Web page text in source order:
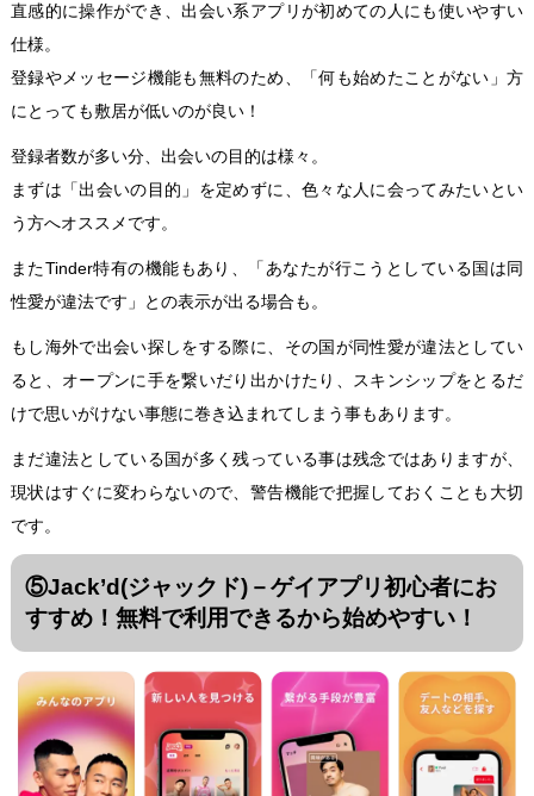
直感的に操作ができ、出会い系アプリが初めての人にも使いやすい
仕様。
登録やメッセージ機能も無料のため、「何も始めたことがない」方
にとっても敷居が低いのが良い！
登録者数が多い分、出会いの目的は様々。
まずは「出会いの目的」を定めずに、色々な人に会ってみたいとい
う方へオススメです。
またTinder特有の機能もあり、「あなたが行こうとしている国は同
性愛が違法です」との表示が出る場合も。
もし海外で出会い探しをする際に、その国が同性愛が違法としてい
ると、オープンに手を繋いだり出かけたり、スキンシップをとるだ
けで思いがけない事態に巻き込まれてしまう事もあります。
まだ違法としている国が多く残っている事は残念ではありますが、
現状はすぐに変わらないので、警告機能で把握しておくことも大切
です。
⑤Jack’d(ジャックド)－ゲイアプリ初心者にお
すすめ！無料で利用できるから始めやすい！